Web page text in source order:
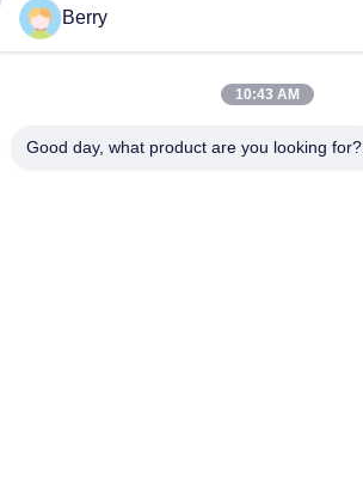
Berry
10:43 AM
Good day, what product are you looking for?